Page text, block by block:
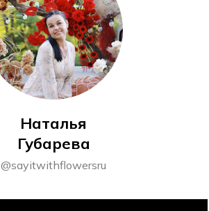
Наталья
Губарева
@sayitwithflowersru